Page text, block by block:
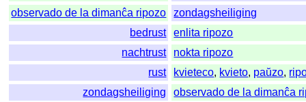
observado de la dimanĉa ripozo
zondagsheiliging
bedrust
enlita ripozo
nachtrust
nokta ripozo
rust
kvieteco, kvieto, paŭzo,
zondagsheiliging
observado de la dimanĉa